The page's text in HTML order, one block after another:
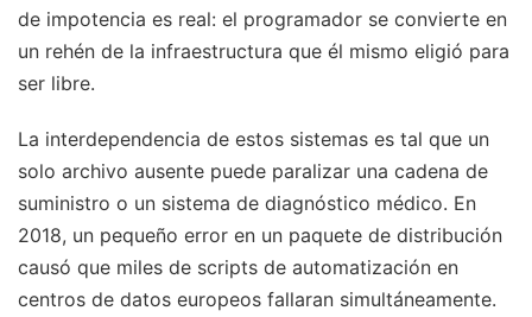
de impotencia es real: el programador se convierte en
un rehén de la infraestructura que él mismo eligió para
ser libre.
La interdependencia de estos sistemas es tal que un
solo archivo ausente puede paralizar una cadena de
suministro o un sistema de diagnóstico médico. En
2018, un pequeño error en un paquete de distribución
causó que miles de scripts de automatización en
centros de datos europeos fallaran simultáneamente.